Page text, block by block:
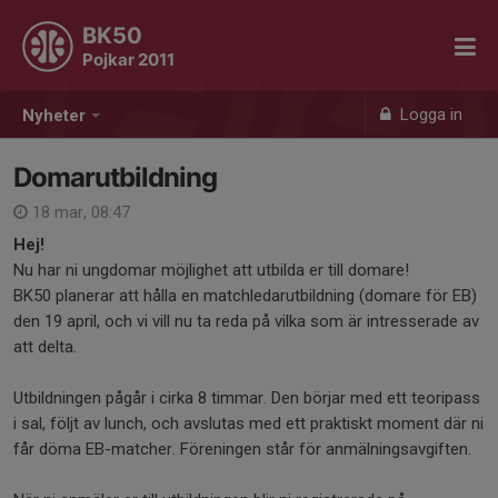
Nyheter Logga in
BK50
Pojkar 2011
Domarutbildning
18 mar, 08:47
Hej!
Nu har ni ungdomar möjlighet att utbilda er till domare!
BK50 planerar att hålla en matchledarutbildning (domare för EB)
den 19 april, och vi vill nu ta reda på vilka som är intresserade av
att delta.
Utbildningen pågår i cirka 8 timmar. Den börjar med ett teoripass
i sal, följt av lunch, och avslutas med ett praktiskt moment där ni
får döma EB-matcher. Föreningen står för anmälningsavgiften.